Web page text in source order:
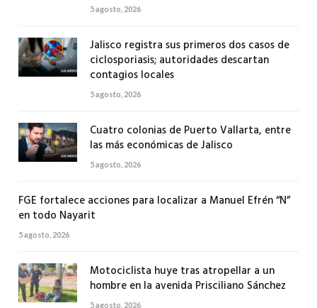
5 agosto, 2026
Jalisco registra sus primeros dos casos de
ciclosporiasis; autoridades descartan
contagios locales
5 agosto, 2026
Cuatro colonias de Puerto Vallarta, entre
las más económicas de Jalisco
5 agosto, 2026
FGE fortalece acciones para localizar a Manuel Efrén “N”
en todo Nayarit
5 agosto, 2026
Motociclista huye tras atropellar a un
hombre en la avenida Prisciliano Sánchez
5 agosto, 2026